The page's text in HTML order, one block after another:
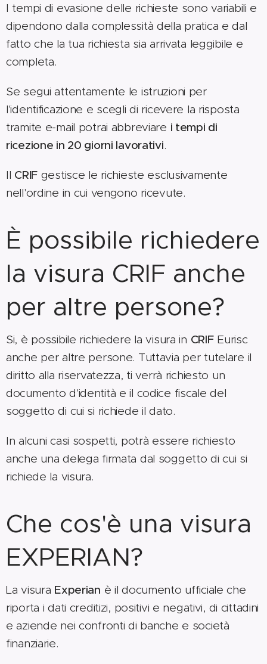
I tempi di evasione delle richieste sono variabili e
dipendono dalla complessità della pratica e dal
fatto che la tua richiesta sia arrivata leggibile e
completa.
Se segui attentamente le istruzioni per
l'identificazione e scegli di ricevere la risposta
tramite e-mail potrai abbreviare i tempi di
ricezione in 20 giorni lavorativi.
Il CRIF gestisce le richieste esclusivamente
nell'ordine in cui vengono ricevute.
È possibile richiedere
la visura CRIF anche
per altre persone?
Si, è possibile richiedere la visura in CRIFEurisc
anche per altre persone. Tuttavia per tutelare il
diritto alla riservatezza, ti verrà richiesto un
documento d'identità e il codice fiscale del
soggetto di cui si richiede il dato.
In alcuni casi sospetti, potrà essere richiesto
anche una delega firmata dal soggetto di cui si
richiede la visura.
Che cos'è una visura
EXPERIAN?
La visura Experian è il documento ufficiale che
riporta i dati creditizi, positivi e negativi, di cittadini
e aziende nei confronti di banche e società
finanziarie.